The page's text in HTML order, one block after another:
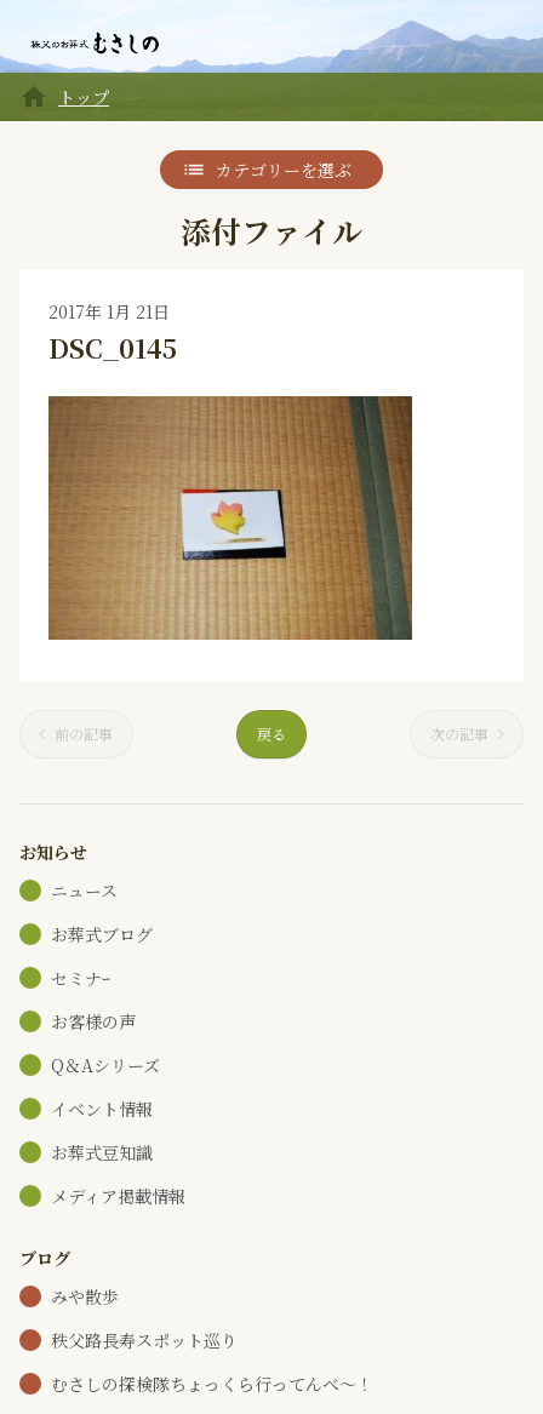
home トップ
カテゴリーを選ぶ
添付ファイル
2017年 1月 21日
DSC_0145
前の記事 戻る 次の記事
お知らせ
ニュース
お葬式ブログ
セミナｰ
お客様の声
Q＆Aシリーズ
イベント情報
お葬式豆知識
メディア掲載情報
ブログ
みや散歩
秩父路長寿スポット巡り
むさしの探検隊ちょっくら行ってんべ～！